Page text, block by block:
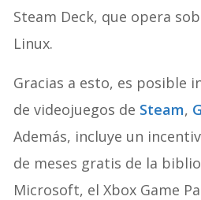
Steam Deck, que opera
Linux.
Gracias a esto, es posible
de videojuegos de Steam,
Además, incluye un
de meses gratis de la
Microsoft, el Xbox Game